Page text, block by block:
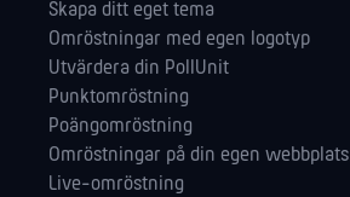
Skapa ditt eget tema
Omröstningar med egen logotyp
Utvärdera din PollUnit
Punktomröstning
Poängomröstning
Omröstningar på din egen webbplats
Live-omröstning